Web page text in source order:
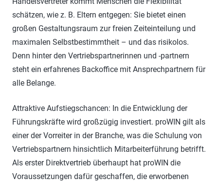
schätzen, wie z. B. Eltern entgegen: Sie bietet einen
großen Gestaltungsraum zur freien Zeiteinteilung und
maximalen Selbstbestimmtheit – und das risikolos.
Denn hinter den Vertriebspartnerinnen und -partnern
steht ein erfahrenes Backoffice mit Ansprechpartnern für
alle Belange.
Attraktive Aufstiegschancen: In die Entwicklung der
Führungskräfte wird großzügig investiert. proWIN gilt als
einer der Vorreiter in der Branche, was die Schulung von
Vertriebspartnern hinsichtlich Mitarbeiterführung betrifft.
Als erster Direktvertrieb überhaupt hat proWIN die
Voraussetzungen dafür geschaffen, die erworbenen